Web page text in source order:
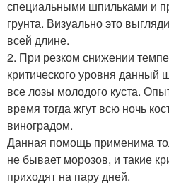
специальными шпильками и
грунта. Визуально это
всей длине.
2. При резком снижении
критического уровня данный
все лозы молодого куста.
время тогда жгут всю ночь
виноградом.
Данная помощь применима
не бывает морозов, и такие
приходят на пару дней.